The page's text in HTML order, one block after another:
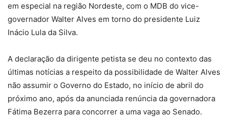
em especial na região Nordeste, com o MDB do vice-
governador Walter Alves em torno do presidente Luiz
Inácio Lula da Silva.
A declaração da dirigente petista se deu no contexto das
últimas notícias a respeito da possibilidade de Walter Alves
não assumir o Governo do Estado, no início de abril do
próximo ano, após da anunciada renúncia da governadora
Fátima Bezerra para concorrer a uma vaga ao Senado.